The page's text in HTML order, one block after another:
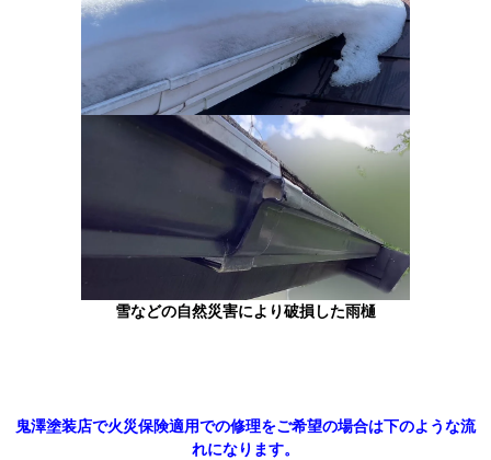
雪などの自然災害により破損した雨樋
鬼澤塗装店で火災保険適用での修理をご希望の場合は下のような流
れになります。